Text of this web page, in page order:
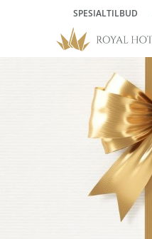
SPESIALTILBUD